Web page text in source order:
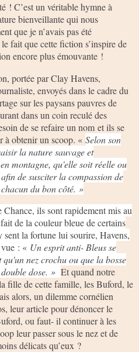
! C’est un véritable hymne à
bienveillante qui nous
que je n’avais pas été
fait que cette fiction s’inspire de
encore plus émouvante !
portée par Clay Havens,
envoyés dans le cadre du
sur les paysans pauvres de
dans un coin reculé des
de se refaire un nom et ils se
à obtenir un scoop. « Selon son
la nature sauvage et
montagne, qu'elle soit réelle ou
de susciter la compassion de
du bon côté. »
ils sont rapidement mis au
de la couleur bleue de certains
sent la fortune lui sourire, Havens,
: « Un esprit anti- Bleus se
nez crochu ou que la bosse
dose. » Et quand notre
fille de cette famille, les Buford, le
alors, un dilemme cornélien
leur article pour dénoncer le
ou faut- il continuer à les
leur passer sous le nez et de
délicats qu’eux ?